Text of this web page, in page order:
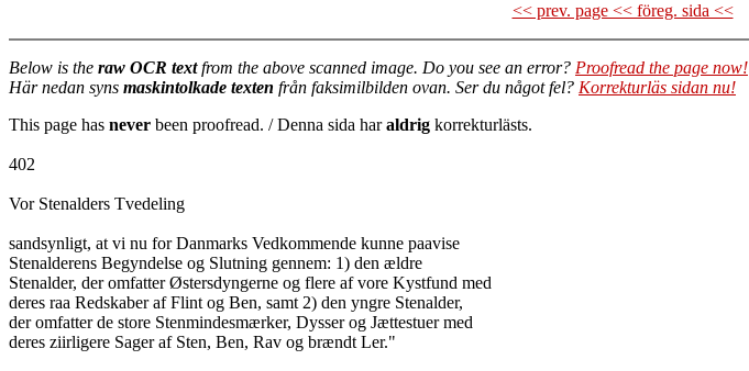
<< prev. page << föreg. sida <<
Below is the raw OCR textfrom the above scanned image. Do you see an error? Proofread the page now!
Här nedan syns maskintolkade texten från faksimilbilden ovan. Ser du något fel? Korrekturläs sidan nu!
This page has never been proofread. / Denna sida haraldrig korrekturlästs.
402
Vor Stenalders Tvedeling
sandsynligt, at vi nu for Danmarks Vedkommende kunne paavise
Stenalderens Begyndelse og Slutning gennem: 1) den ældre
Stenalder, der omfatter Østersdyngerne og flere af vore Kystfund med
deres raa Redskaber af Flint og Ben, samt 2) den yngre Stenalder,
der omfatter de store Stenmindesmærker, Dysser og Jættestuer med
deres ziirligere Sager af Sten, Ben, Rav og brændt Ler."